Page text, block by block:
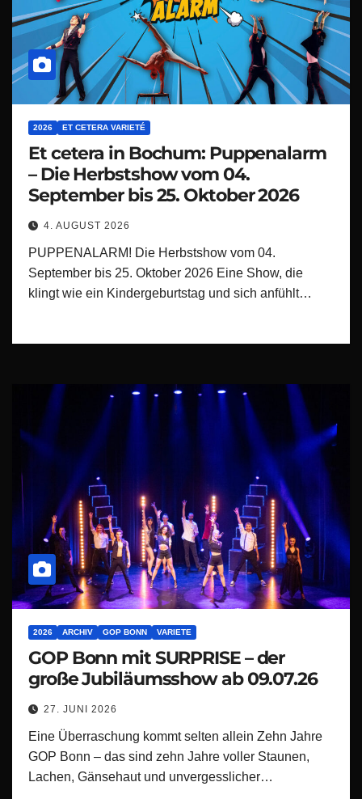
2026 ET CETERA VARIETÉ
Et cetera in Bochum: Puppenalarm
– Die Herbstshow vom 04.
September bis 25. Oktober 2026
4. AUGUST 2026
PUPPENALARM! Die Herbstshow vom 04.
September bis 25. Oktober 2026 Eine Show, die
klingt wie ein Kindergeburtstag und sich anfühlt…
2026 ARCHIV GOP BONN VARIETE
GOP Bonn mit SURPRISE – der
große Jubiläumsshow ab 09.07.26
27. JUNI 2026
Eine Überraschung kommt selten allein Zehn Jahre
GOP Bonn – das sind zehn Jahre voller Staunen,
Lachen, Gänsehaut und unvergesslicher…